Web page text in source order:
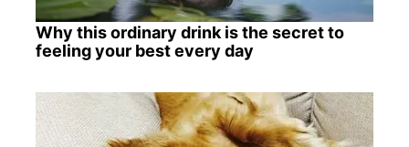
Why this ordinary drink is the secret to
feeling your best every day